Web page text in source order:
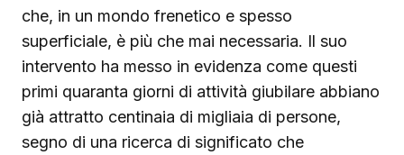
che, in un mondo frenetico e spesso
superficiale, è più che mai necessaria. Il suo
intervento ha messo in evidenza come questi
primi quaranta giorni di attività giubilare abbiano
già attratto centinaia di migliaia di persone,
segno di una ricerca di significato che